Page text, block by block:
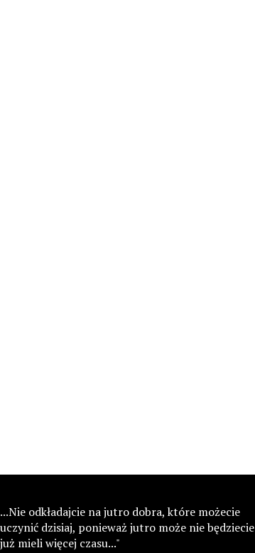
...Nie odkładajcie na jutro dobra, które możecie
uczynić dzisiaj, ponieważ jutro może nie będziecie
już mieli więcej czasu..."